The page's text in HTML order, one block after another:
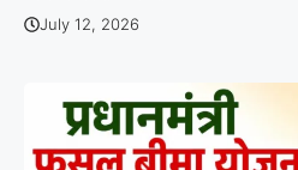
July 12, 2026